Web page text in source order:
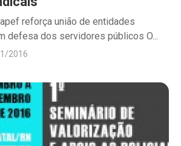
reforça união de entidades
defesa dos servidores públicos O...
2016